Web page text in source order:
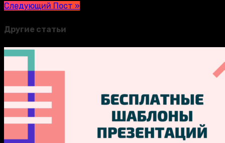
Следующий Пост »
Другие статьи